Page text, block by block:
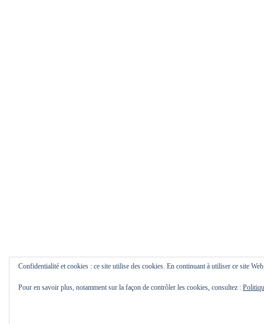
Confidentialité et cookies : ce site utilise des cookies. En continuant à utiliser ce site
Pour en savoir plus, notamment sur la façon de contrôler les cookies, consultez :